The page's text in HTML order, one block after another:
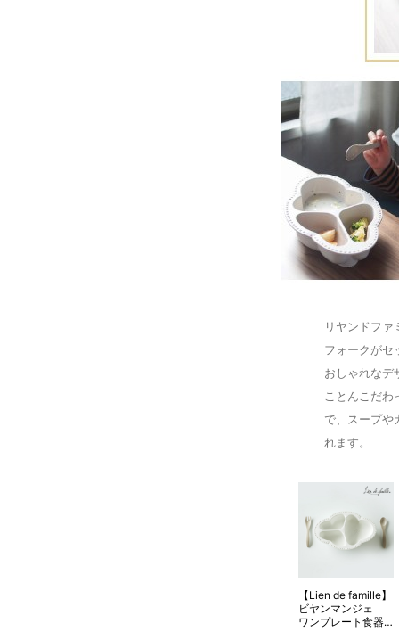
リヤンドフ
フォークがセ
おしゃれなデ
ことんこだ
で、スープや
れます。
【Lien de famille】
ビヤンマンジェ
ワンプレート食器3